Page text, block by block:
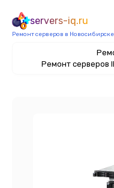
servers-iq.ru
Ремонт серверов в Новосибирске
Ремонт серверов